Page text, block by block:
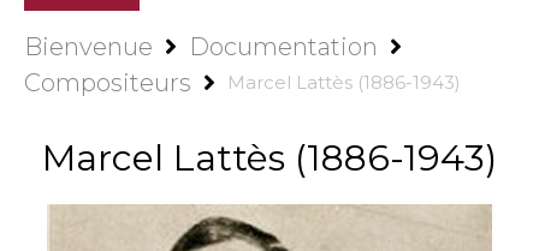
Bienvenue
Documentation
Compositeurs
Marcel Lattès (1886-1943)
Marcel Lattès (1886-1943)